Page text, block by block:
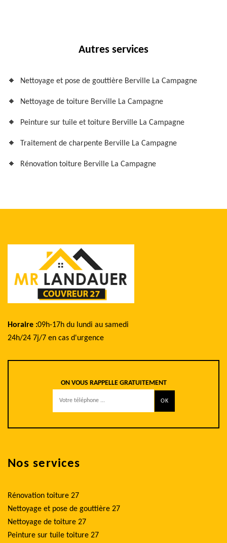
Autres services
Nettoyage et pose de gouttière Berville La Campagne
Nettoyage de toiture Berville La Campagne
Peinture sur tuile et toiture Berville La Campagne
Traitement de charpente Berville La Campagne
Rénovation toiture Berville La Campagne
Horaire :09h-17h du lundi au samedi
24h/24 7j/7 en cas d'urgence
ON VOUS RAPPELLE GRATUITEMENT
Nos services
Rénovation toiture 27
Nettoyage et pose de gouttière 27
Nettoyage de toiture 27
Peinture sur tuile toiture 27